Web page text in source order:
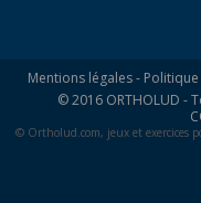
Mentions légales-
© 2016 ORTHOLUD -
© Ortholud.com, jeux et exercices